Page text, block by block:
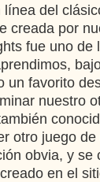
línea del
creada por
fue uno de
un favorito
nuestro
otro juego
obvia, y se
en el